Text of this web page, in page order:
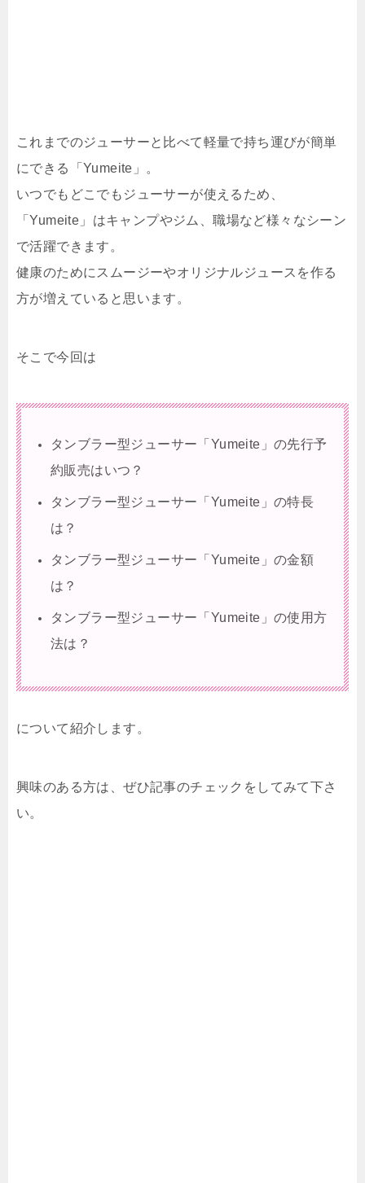
これまでのジューサーと比べて軽量で持ち運びが簡単
にできる「Yumeite」。
いつでもどこでもジューサーが使えるため、
「Yumeite」はキャンプやジム、職場など様々なシーン
で活躍できます。
健康のためにスムージーやオリジナルジュースを作る
方が増えていると思います。
そこで今回は
タンブラー型ジューサー「Yumeite」の先行予
約販売はいつ？
タンブラー型ジューサー「Yumeite」の特長
は？
タンブラー型ジューサー「Yumeite」の金額
は？
タンブラー型ジューサー「Yumeite」の使用方
法は？
について紹介します。
興味のある方は、ぜひ記事のチェックをしてみて下さ
い。